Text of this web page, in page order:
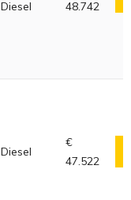
Diesel 48.742
Diesel
€
47.522